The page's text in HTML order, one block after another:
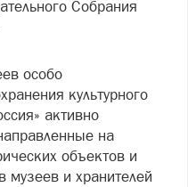
Собрания
особо
культурного
активно
на
объектов и
музеев и хранителей